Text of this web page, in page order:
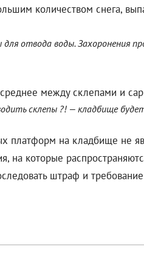
количеством снега,
отвода воды. Захоронения
между склепами и
склепы ?! — кладбище
платформ на кладбище не
на которые
штраф и требование